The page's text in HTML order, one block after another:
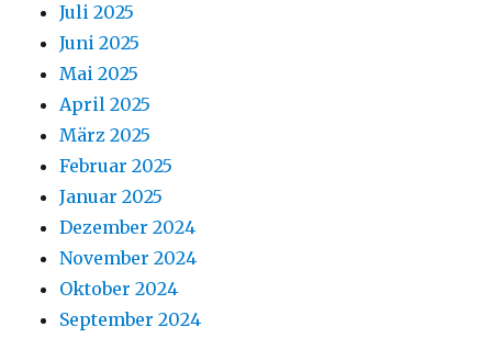
Juli 2025
Juni 2025
Mai 2025
April 2025
März 2025
Februar 2025
Januar 2025
Dezember 2024
November 2024
Oktober 2024
September 2024